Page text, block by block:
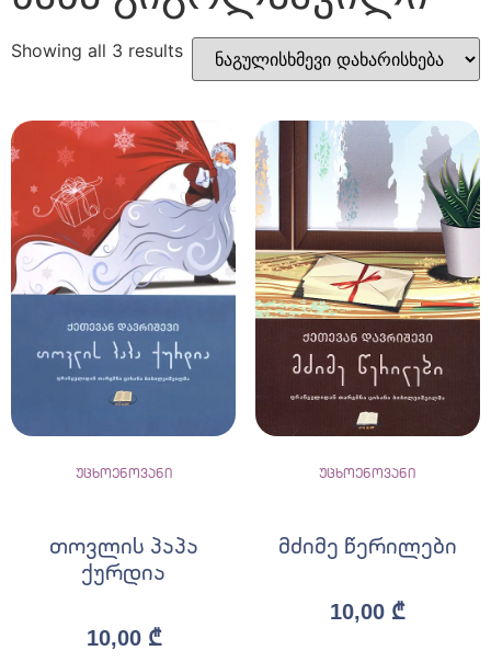
Showing all 3 results
უცხოენოვანი
თოვლის პაპა
ქურდია
10,00 ₾
უცხოენოვანი
მძიმე წერილები
10,00 ₾